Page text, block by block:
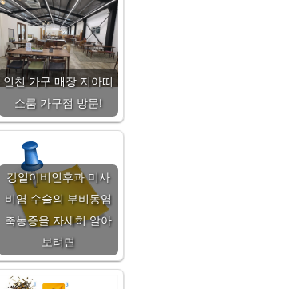
인천 가구 매장 지아띠
쇼룸 가구점 방문!
강일이비인후과 미사
비염 수술의 부비동염
축농증을 자세히 알아
보려면